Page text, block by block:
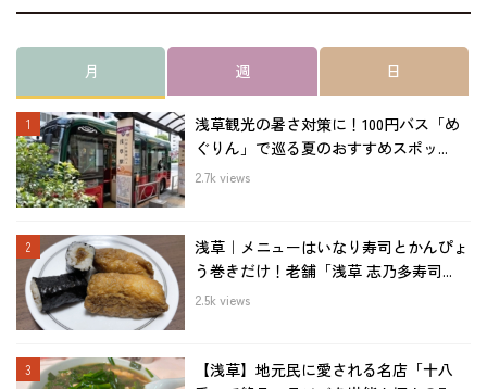
月 週 日
浅草観光の暑さ対策に！100円バス「め
ぐりん」で巡る夏のおすすめスポッ...
2.7k views
浅草｜メニューはいなり寿司とかんぴょ
う巻きだけ！老舗「浅草 志乃多寿司...
2.5k views
【浅草】地元民に愛される名店「十八